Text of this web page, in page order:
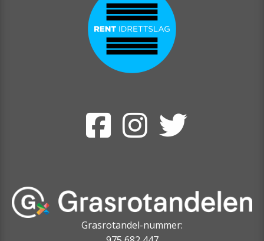
Grasrotandel-nummer: